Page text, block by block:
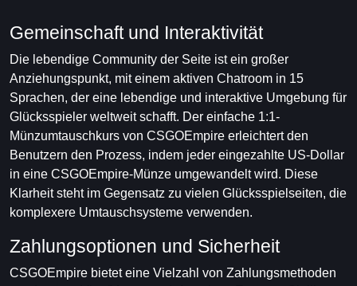
Gemeinschaft und Interaktivität
Die lebendige Community der Seite ist ein großer
Anziehungspunkt, mit einem aktiven Chatroom in 15
Sprachen, der eine lebendige und interaktive Umgebung für
Glücksspieler weltweit schafft. Der einfache 1:1-
Münzumtauschkurs von CSGOEmpire erleichtert den
Benutzern den Prozess, indem jeder eingezahlte US-Dollar
in eine CSGOEmpire-Münze umgewandelt wird. Diese
Klarheit steht im Gegensatz zu vielen Glücksspielseiten, die
komplexere Umtauschsysteme verwenden.
Zahlungsoptionen und Sicherheit
CSGOEmpire bietet eine Vielzahl von Zahlungsmethoden